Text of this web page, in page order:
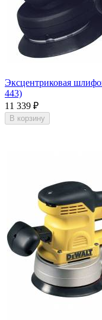
Эксцентриковая
443)
11 339 ₽
В корзину